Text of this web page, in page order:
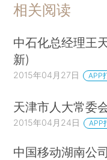
相关阅读
中石化总经理王
新)
2015年04月27日 APP
天津市人大常委
2015年04月24日 APP
中国移动湖南公